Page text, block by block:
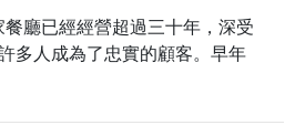
廳已經經營超過三十年，深受
多人成為了忠實的顧客。早年